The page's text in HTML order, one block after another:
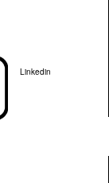
Linkedin